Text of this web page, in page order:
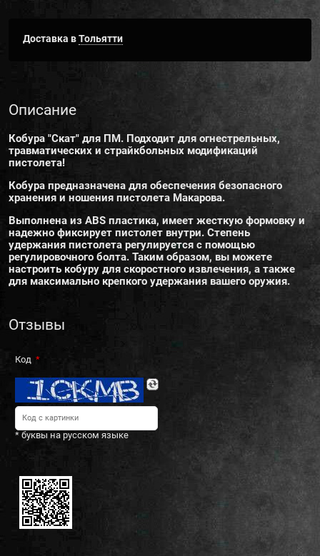
Доставка вТольятти
Описание
Кобура "Скат" для ПМ. Подходит для огнестрельных,
травматических и страйкбольных модификаций
пистолета!
Кобура предназначена для обеспечения безопасного
хранения и ношения пистолета Макарова.
Выполнена из ABS пластика, имеет жесткую формовку и
надежно фиксирует пистолет внутри. Степень
удержания пистолета регулируется с помощью
регулировочного болта. Таким образом, вы можете
настроить кобуру для скоростного извлечения, а также
для максимально крепкого удержания вашего оружия.
Отзывы
Код
* буквы на русском языке